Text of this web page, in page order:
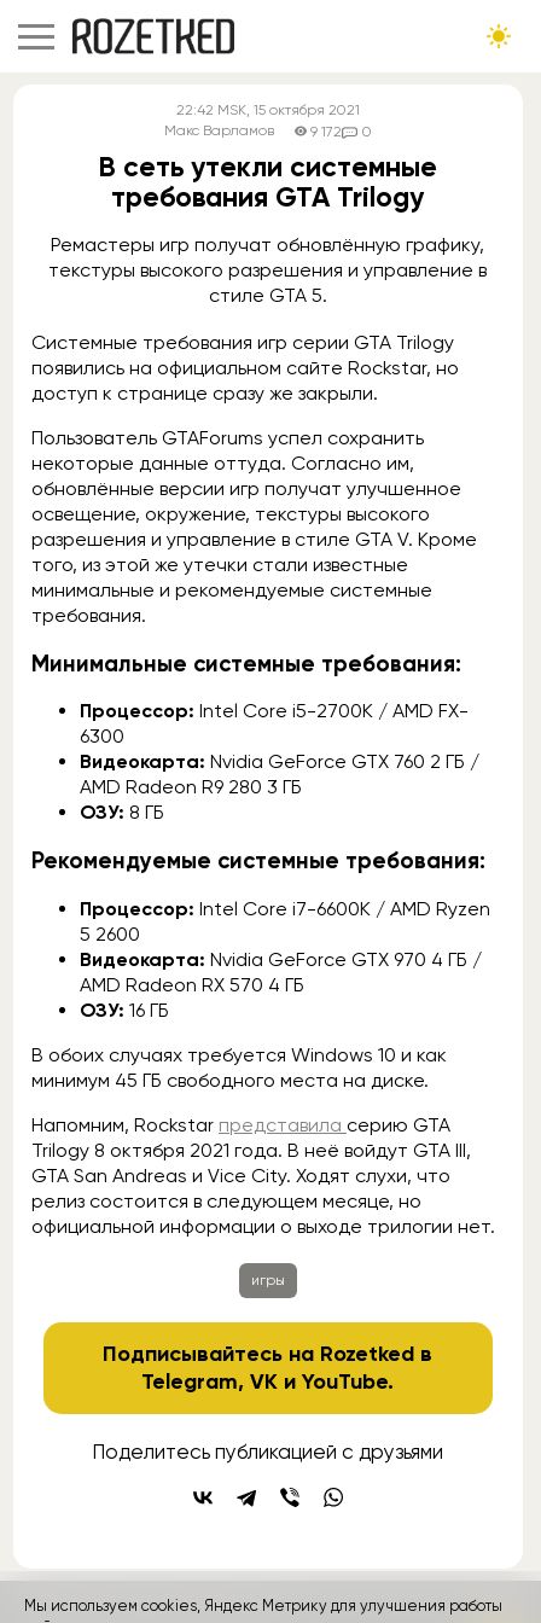
22:42 MSK, 15 октября 2021
Макс Варламов
9 172 0
В сеть утекли системные
требования GTA Trilogy
Ремастеры игр получат обновлённую графику,
текстуры высокого разрешения и управление в
стиле GTA 5.
Системные требования игр серии GTA Trilogy
появились на официальном сайте Rockstar, но
доступ к странице сразу же закрыли.
Пользователь GTAForums успел сохранить
некоторые данные оттуда. Согласно им,
обновлённые версии игр получат улучшенное
освещение, окружение, текстуры высокого
разрешения и управление в стиле GTA V. Кроме
того, из этой же утечки стали известные
минимальные и рекомендуемые системные
требования.
Минимальные системные требования:
Процессор: Intel Core i5-2700K / AMD FX-
6300
Видеокарта: Nvidia GeForce GTX 760 2 ГБ /
AMD Radeon R9 280 3 ГБ
ОЗУ: 8 ГБ
Рекомендуемые системные требования:
Процессор: Intel Core i7-6600K / AMD Ryzen
5 2600
Видеокарта: Nvidia GeForce GTX 970 4 ГБ /
AMD Radeon RX 570 4 ГБ
ОЗУ: 16 ГБ
В обоих случаях требуется Windows 10 и как
минимум 45 ГБ свободного места на диске.
Напомним, Rockstar представила серию GTA
Trilogy 8 октября 2021 года. В неё войдут GTA III,
GTA San Andreas и Vice City. Ходят слухи, что
релиз состоится в следующем месяце, но
официальной информации о выходе трилогии нет.
игры
Подписывайтесь на Rozetked в
Telegram,VK иYouTube.
Поделитесь публикацией с друзьями
Мы используем cookies, Яндекс Метрику для улучшения работы